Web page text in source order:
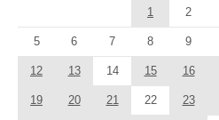
1 2
5 6 7 8 9
12 13 14 15 16
19 20 21 22 23